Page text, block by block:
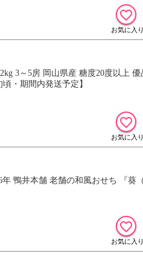
3～5房 岡山県産 糖度20度以上
・期間内発送予定】
鴨井本舗 老舗の和風おせち 『葵